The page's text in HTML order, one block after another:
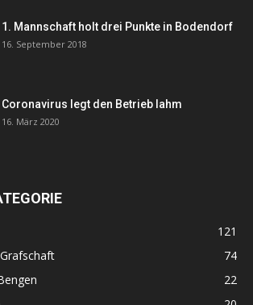
1. Mannschaft holt drei Punkte in Bodendorf
16. September 2018
Coronavirus legt den Betrieb lahm
16. März 2020
121
74
22